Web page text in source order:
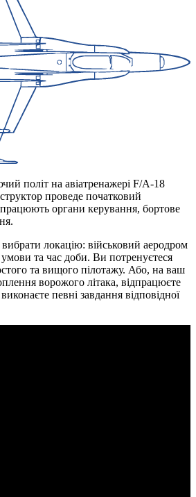
політ на авіатренажері F/A-18
проведе початковий
органи керування, бортове
локацію: військовий аеродром
умови та час доби. Ви потренуєтеся
та вищого пілотажу. Або, на ваш
ворожого літака, відпрацюєте
певні завдання відповідної